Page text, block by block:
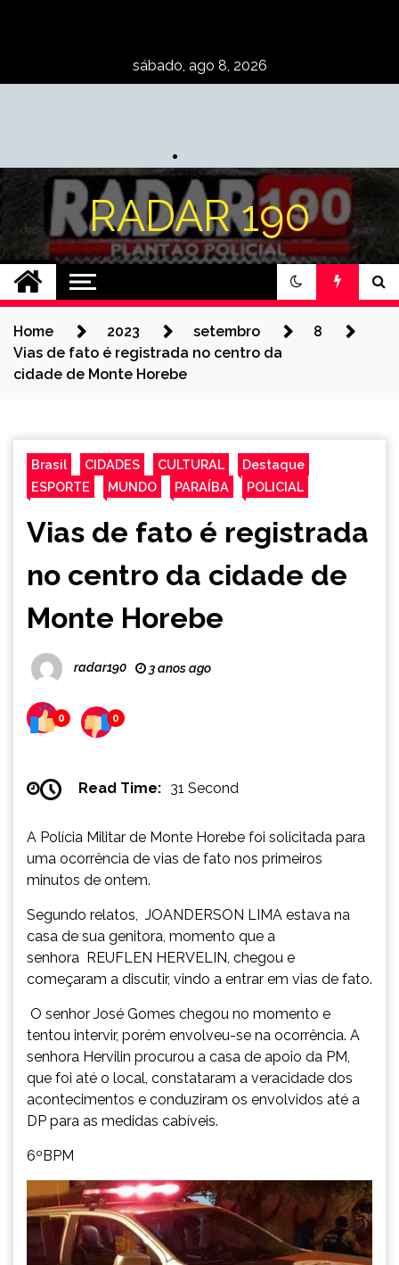
sábado, ago 8, 2026
RADAR 190
Home 2023 setembro
8
Vias de fato é registrada no centro da
cidade de Monte Horebe
Brasil CIDADES CULTURAL
Destaque
ESPORTE
MUNDO PARAÍBA POLICIAL
Vias de fato é registrada
no centro da cidade de
Monte Horebe
radar190 3 anos ago
0 0
Read Time: 31 Second
A Polícia Militar de Monte Horebe foi solicitada para
uma ocorrência de vias de fato nos primeiros
minutos de ontem.
Segundo relatos, JOANDERSON LIMA estava na
casa de sua genitora, momento que a
senhora REUFLEN HERVELIN, chegou e
começaram a discutir, vindo a entrar em vias de fato.
O senhor José Gomes chegou no momento e
tentou intervir, porém envolveu-se na ocorrência. A
senhora Hervilin procurou a casa de apoio da PM,
que foi até o local, constataram a veracidade dos
acontecimentos e conduziram os envolvidos até a
DP para as medidas cabíveis.
6ºBPM